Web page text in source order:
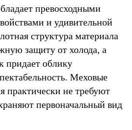
превосходными
и удивительной
структура материала
защиту от холода, а
придает облику
Меховые
практически не требуют
первоначальный вид